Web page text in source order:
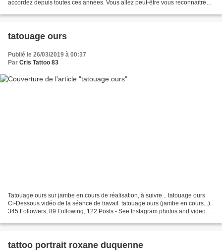
accordez depuis toutes ces années. Vous allez peut-être vous reconnaître
tatouage ours
Publié le 26/03/2019 à 00:37
Par Cris Tattoo 83
Tatouage ours sur jambe en cours de réalisation, à suivre... tatouage ours
Ci-Dessous vidéo de la séance de travail. tatouage ours (jambe en cours...).
345 Followers, 89 Following, 122 Posts - See Instagram photos and videos
tattoo portrait roxane duquenne